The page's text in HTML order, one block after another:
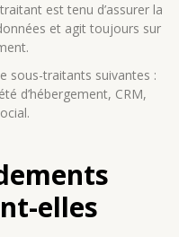
est tenu d’assurer la
et agit toujours sur
sous-traitants suivantes :
d’hébergement, CRM,
elles